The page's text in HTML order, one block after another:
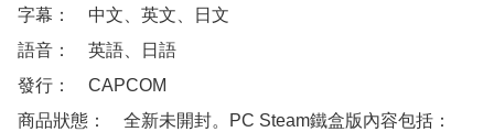
字幕：　中文、英文、日文
語音：　英語、日語
發行：　CAPCOM
商品狀態：　全新未開封。PC Steam鐵盒版內容包括：